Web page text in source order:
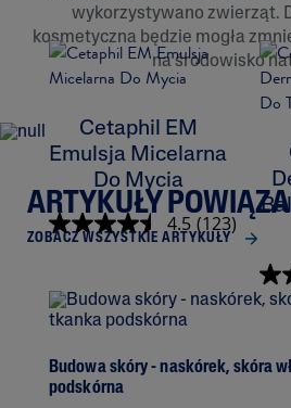
wykorzystywano zwierząt.
kosmetyczna będzie mogła
na środowisko
Cetaphil EM
Emulsja Micelarna
Do Mycia
4.5 (123)
ARTYKUŁY
ZOBACZ WSZYSTKIE ARTYKUŁY
Budowa skóry - naskórek, skóra
podskórna